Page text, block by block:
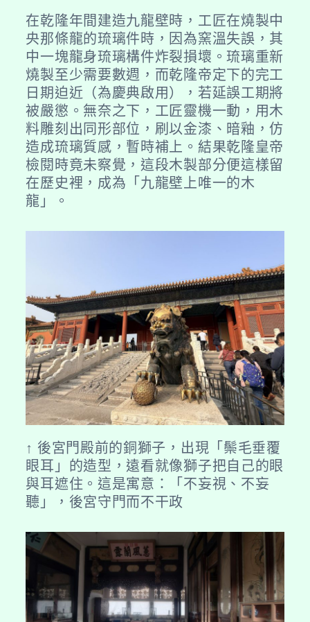
在乾隆年間建造九龍壁時，工匠在燒製中
央那條龍的琉璃件時，因為窯溫失誤，其
中一塊龍身琉璃構件炸裂損壞。琉璃重新
燒製至少需要數週，而乾隆帝定下的完工
日期迫近（為慶典啟用），若延誤工期將
被嚴懲。無奈之下，工匠靈機一動，用木
料雕刻出同形部位，刷以金漆、暗釉，仿
造成琉璃質感，暫時補上。結果乾隆皇帝
檢閱時竟未察覺，這段木製部分便這樣留
在歷史裡，成為「九龍壁上唯一的木
龍」。
↑ 後宮門殿前的銅獅子，出現「鬃毛垂覆
眼耳」的造型，遠看就像獅子把自己的眼
與耳遮住。這是寓意：「不妄視、不妄
聽」，後宮守門而不干政